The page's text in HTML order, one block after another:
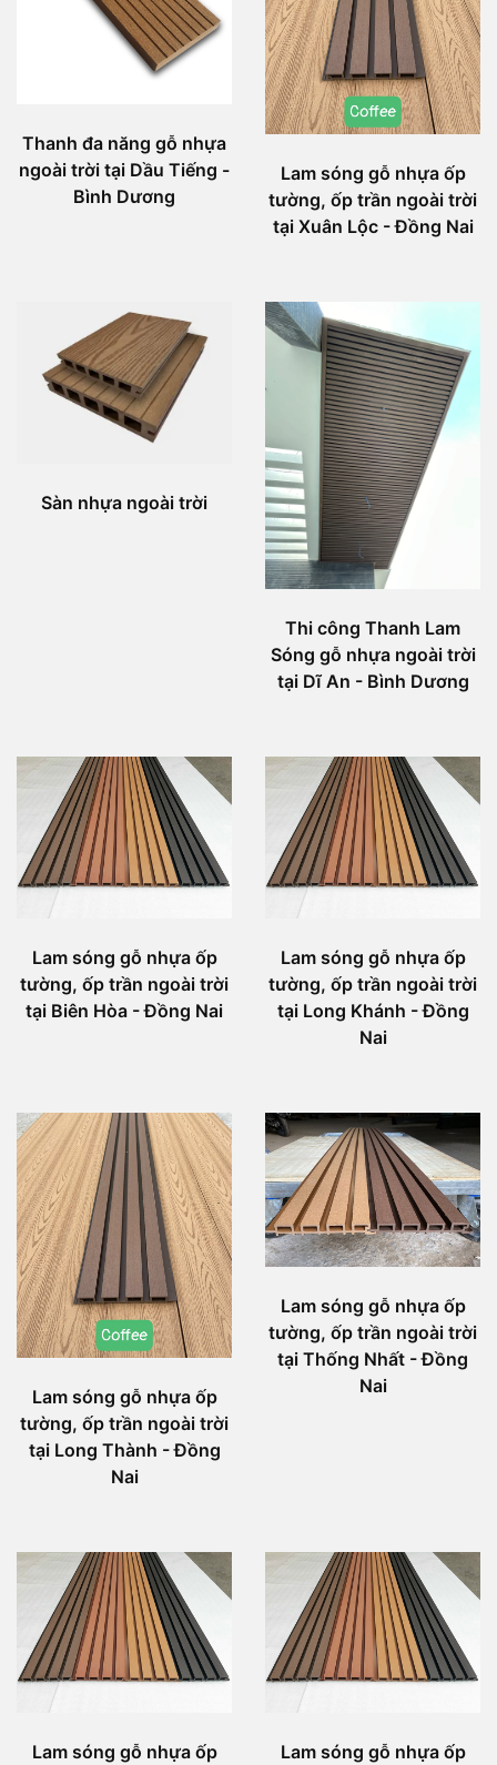
Thanh đa năng gỗ nhựa
ngoài trời tại Dầu Tiếng -
Bình Dương
Lam sóng gỗ nhựa ốp
tường, ốp trần ngoài trời
tại Xuân Lộc - Đồng Nai
Sàn nhựa ngoài trời
Thi công Thanh Lam
Sóng gỗ nhựa ngoài trời
tại Dĩ An - Bình Dương
Lam sóng gỗ nhựa ốp
tường, ốp trần ngoài trời
tại Biên Hòa - Đồng Nai
Lam sóng gỗ nhựa ốp
tường, ốp trần ngoài trời
tại Long Khánh - Đồng
Nai
Lam sóng gỗ nhựa ốp
tường, ốp trần ngoài trời
tại Long Thành - Đồng
Nai
Lam sóng gỗ nhựa ốp
tường, ốp trần ngoài trời
tại Thống Nhất - Đồng
Nai
Lam sóng gỗ nhựa ốp
Lam sóng gỗ nhựa ốp